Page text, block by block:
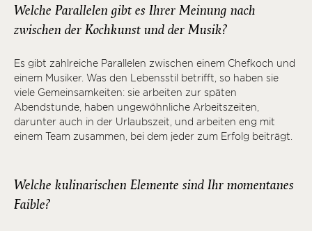
Welche Parallelen gibt es Ihrer Meinung nach
zwischen der Kochkunst und der Musik?
Es gibt zahlreiche Parallelen zwischen einem Chefkoch und
einem Musiker. Was den Lebensstil betrifft, so haben sie
viele Gemeinsamkeiten: sie arbeiten zur späten
Abendstunde, haben ungewöhnliche Arbeitszeiten,
darunter auch in der Urlaubszeit, und arbeiten eng mit
einem Team zusammen, bei dem jeder zum Erfolg beiträgt.
Welche kulinarischen Elemente sind Ihr momentanes
Faible?